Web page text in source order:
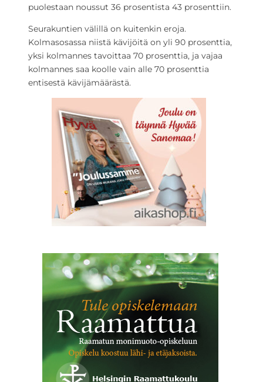
puolestaan noussut 36 prosentista 43 prosenttiin.
Seurakuntien välillä on kuitenkin eroja.
Kolmasosassa niistä kävijöitä on yli 90 prosenttia,
yksi kolmannes tavoittaa 70 prosenttia, ja vajaa
kolmannes saa koolle vain alle 70 prosenttia
entisestä kävijämäärästä.